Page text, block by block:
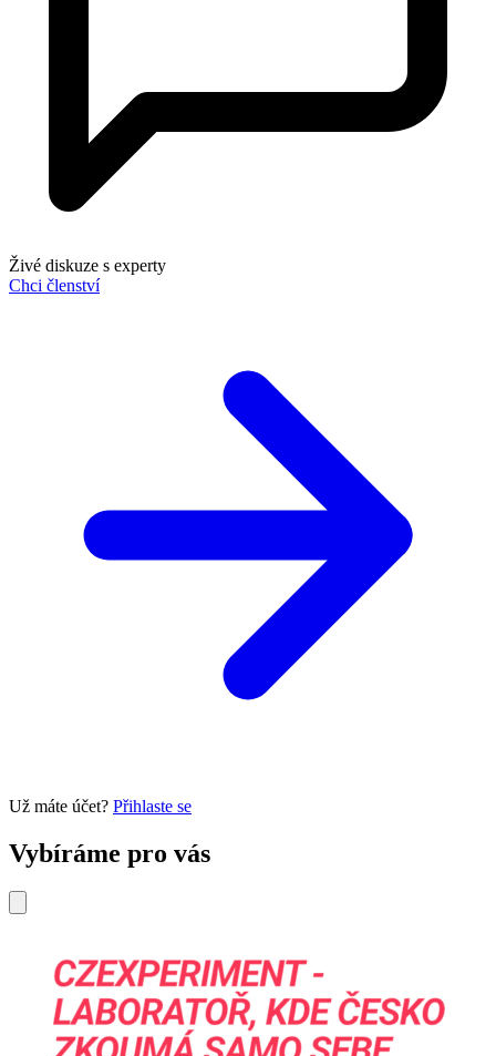
Živé diskuze s experty
Chci členství
Už máte účet? Přihlaste se
Vybíráme pro vás